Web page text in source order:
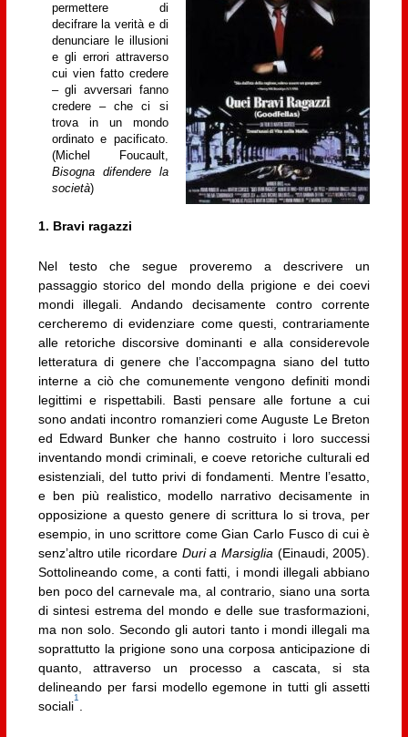
permettere di
decifrare la verità e di
denunciare le illusioni
e gli errori attraverso
cui vien fatto credere
– gli avversari fanno
credere – che ci si
trova in un mondo
ordinato e pacificato.
(Michel Foucault,
Bisogna difendere la
società)
1. Bravi ragazzi
Nel testo che segue proveremo a descrivere un
passaggio storico del mondo della prigione e dei coevi
mondi illegali. Andando decisamente contro corrente
cercheremo di evidenziare come questi, contrariamente
alle retoriche discorsive dominanti e alla considerevole
letteratura di genere che l’accompagna siano del tutto
interne a ciò che comunemente vengono definiti mondi
legittimi e rispettabili. Basti pensare alle fortune a cui
sono andati incontro romanzieri come Auguste Le Breton
ed Edward Bunker che hanno costruito i loro successi
inventando mondi criminali, e coeve retoriche culturali ed
esistenziali, del tutto privi di fondamenti. Mentre l’esatto,
e ben più realistico, modello narrativo decisamente in
opposizione a questo genere di scrittura lo si trova, per
esempio, in uno scrittore come Gian Carlo Fusco di cui è
senz’altro utile ricordare Duri a Marsiglia (Einaudi, 2005).
Sottolineando come, a conti fatti, i mondi illegali abbiano
ben poco del carnevale ma, al contrario, siano una sorta
di sintesi estrema del mondo e delle sue trasformazioni,
ma non solo. Secondo gli autori tanto i mondi illegali ma
soprattutto la prigione sono una corposa anticipazione di
quanto, attraverso un processo a cascata, si sta
delineando per farsi modello egemone in tutti gli assetti
sociali
1